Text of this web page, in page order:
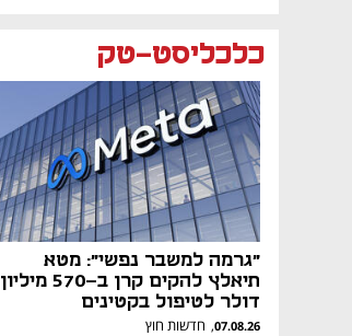
כלכליסט-טק
"גרמה למשבר נפשי": מטא
תיאלץ להקים קרן ב-570 מיליון
דולר לטיפול בקטינים
07.08.26
, חדשות חוץ